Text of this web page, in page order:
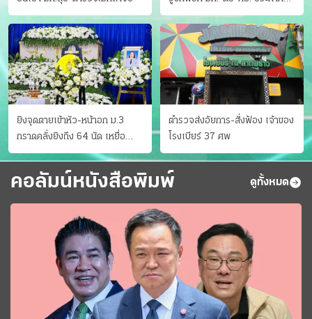
บัญชีท้องถิ่น
ยิงจุดตายเข้าหัว-หน้าอก ม.3
กราดคลั่งยิงถึง 64 นัด เหยื่อ
ด.ญ.12 สิ้นใจเป็นศพ 9
ตำรวจส่งอัยการ-สั่งฟ้อง เจ้าของ
โรงเบียร์ 37 ศพ
คอลัมน์หนังสือพิมพ์ ดูทั้งหมด